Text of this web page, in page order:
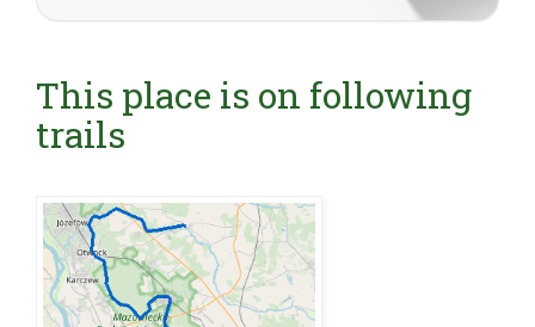
This place is on following
trails